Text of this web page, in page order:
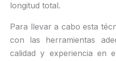
longitud total.
Para llevar a cabo esta
con las herramientas
calidad y experiencia en